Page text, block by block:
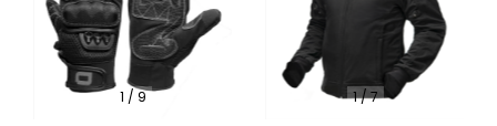
1 / 9 1/7